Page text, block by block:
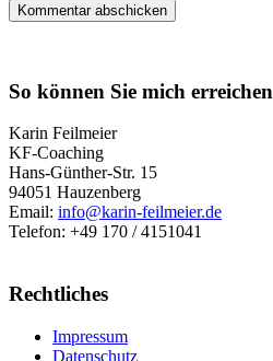
So können Sie mich erreichen
Karin Feilmeier
KF-Coaching
Hans-Günther-Str. 15
94051 Hauzenberg
Email: info@karin-feilmeier.de
Telefon: +49 170 / 4151041
Rechtliches
Impressum
Datenschutz